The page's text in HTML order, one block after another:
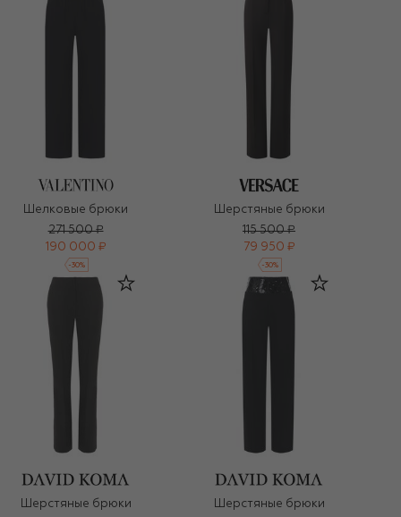
Шелковые брюки
271 500 ₽
190 000 ₽
-30%
Шерстяные брюки
115 500 ₽
79 950 ₽
-30%
Шерстяные брюки
Шерстяные брюки